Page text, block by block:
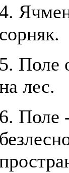
сорняк.
5. Поле
лес.
6. Поле